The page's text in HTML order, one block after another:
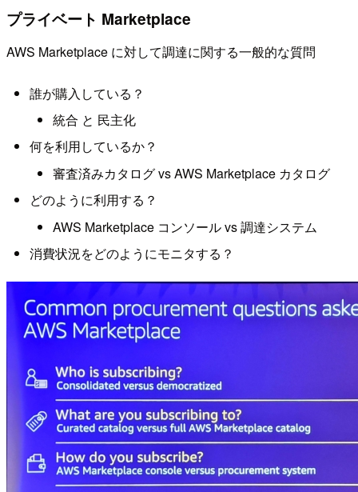
プライベート Marketplace
AWS Marketplace に対して調達に関する一般的な質問
誰が購入している？
統合 と 民主化
何を利用しているか？
審査済みカタログ vs AWS Marketplace カタログ
どのように利用する？
AWS Marketplace コンソール vs 調達システム
消費状況をどのようにモニタする？